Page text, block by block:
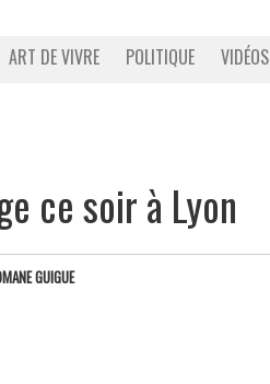
ART DE VIVRE POLITIQUE VIDÉOS
ce soir à Lyon
GUIGUE